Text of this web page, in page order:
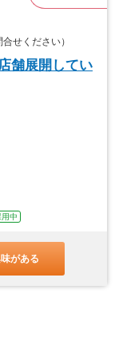
せください）
舗展開してい
中
がある